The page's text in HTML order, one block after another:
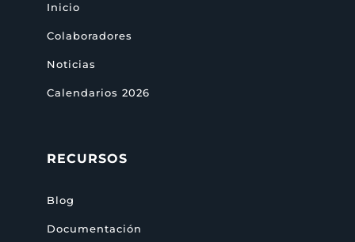
Inicio
Colaboradores
Noticias
Calendarios 2026
RECURSOS
Blog
Documentación